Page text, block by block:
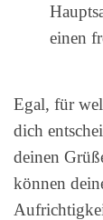
einen
Egal, für
dich
deinen
können